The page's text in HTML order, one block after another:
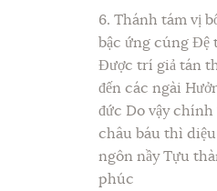
6. Thánh tám vị
bậc ứng cúng Đệ
Được trí giả tán
đến các ngài
đức Do vậy chính
châu báu thì
ngôn nầy Tựu
phúc